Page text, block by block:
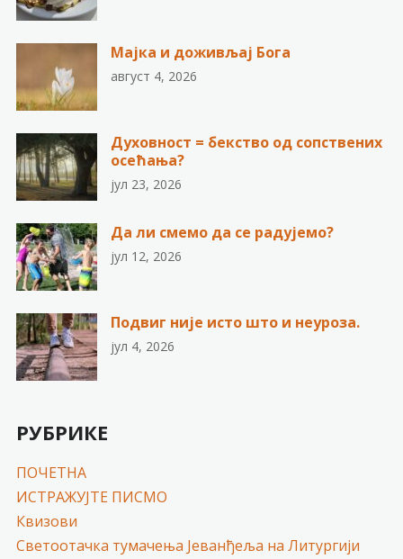
Мајка и доживљај Бога
август 4, 2026
Духовност = бекство од сопствених
осећања?
јул 23, 2026
Да ли смемо да се радујемо?
јул 12, 2026
Подвиг није исто што и неуроза.
јул 4, 2026
РУБРИКЕ
ПОЧЕТНА
ИСТРАЖУЈТЕ ПИСМО
Квизови
Светоотачка тумачења Јеванђеља на Литургији